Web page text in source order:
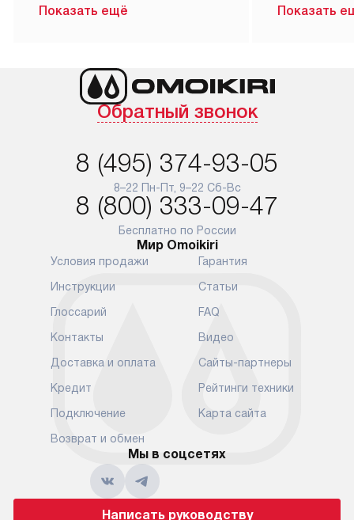
в товаре, который доступен
менеджером на сайте. Товары
с особым лейблом
доставляются бесплатно
аксессуаров не предусмотрена.
Для доставки в другие регионы
мы используем услуги
транспортной компании.
Уточняйте все условия доставки
у нашего менеджера при
оформлении заказа.
В установленный день наша
к вашей двери или до прихожей.
Если вам необходимо
переместить прибор к месту его
установки, пожалуйста,
предварительно обсудите это
с нашим менеджером. Эта
подлежит оплате. Важно
помнить, что если размеры
Показать ещё
Наш сервис
Показать
Обратный звонок
8 (495) 374-93-05
8–22 Пн-Пт, 9–22 Сб-Вс
8 (800) 333-09-47
Бесплатно по России
Мир Omoikiri
Условия продажи
Инструкции
Глоссарий
Контакты
Доставка и оплата
Кредит
Подключение
Возврат и обмен
Гарантия
Статьи
FAQ
Видео
Сайты-партнеры
Рейтинги техники
Карта сайта
Мы в соцсетях
Написать руководству